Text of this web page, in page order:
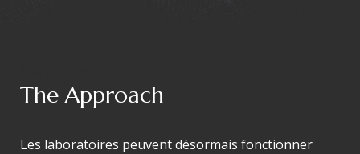
The Approach
Les laboratoires peuvent désormais fonctionner